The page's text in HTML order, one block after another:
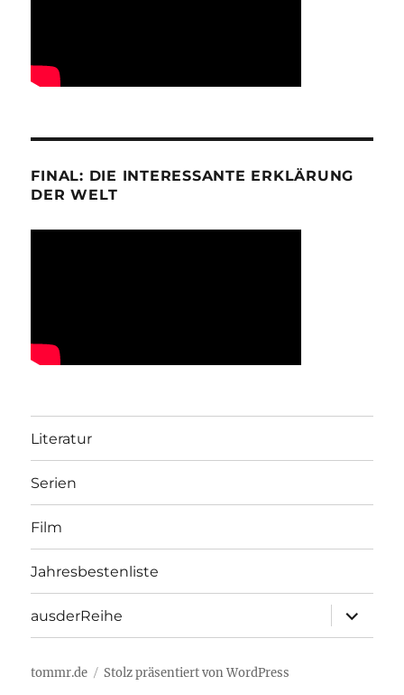
FINAL: DIE INTERESSANTE ERKLÄRUNG
DER WELT
Literatur
Serien
Film
Jahresbestenliste
ausderReihe
öffnen
tommr.de Stolz präsentiert von WordPress